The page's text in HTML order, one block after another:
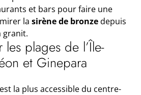
et bars pour faire une
la sirène de bronzedepuis
granit.
plages de l’Île-
et Ginepara
est la plus accessible du centre-